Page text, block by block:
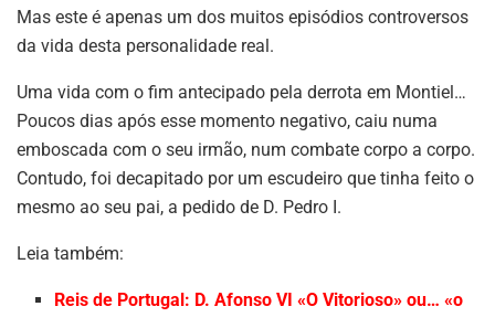
Mas este é apenas um dos muitos episódios controversos
da vida desta personalidade real.
Uma vida com o fim antecipado pela derrota em Montiel…
Poucos dias após esse momento negativo, caiu numa
emboscada com o seu irmão, num combate corpo a corpo.
Contudo, foi decapitado por um escudeiro que tinha feito o
mesmo ao seu pai, a pedido de D. Pedro I.
Leia também:
Reis de Portugal: D. Afonso VI «O Vitorioso» ou… «o